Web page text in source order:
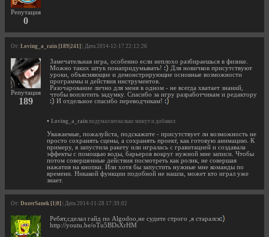
Репутация
0
От: Loving_a_rain [189|241] | Дата 2014-12-17 22:12:26
Репутация
189
Замечательная игра, особенно если неплохо разбираешься в физике.
Можно таких штук понапридумывать!
Для новичков присутствуют
уроки, объясняющие и демонстрирующие основные возможности
программы и действия инструментов.
Разочарование лично для меня в одном - не всегда хватает знаний,
чтобы воплотить задумку. Спасибо за игру разработчикам и редактору
И отдельное спасибо переводчикам!
• Loving_a_rain подумал несколько минут и добавил:
Уважаемые, пожалуйста, подскажите - присутствует ли возможность не
просто сохранять сцены, а сохранять проект, как готовую анимацию. К
примеру, я запустила ракету или игралась с гравитацией и создавала
эффекты с помощью воды, барьеров вокруг нужной мне записи. Чтобы
потом совершенные действия посмотреть как ролик, не совершая
нажатия на кнопки. Или хотя бы запустить нужные мне команды по
времени. Никакой функции подобной не нашла, может кто играл уже
знает.
От: DozerSanek [1|0] | Дата 2014-11-28 17:39:02
Ребят,сделал гайд по Algodoo,не судите строго ,я старался
http://youtu.be/oTu5BDsXrHM